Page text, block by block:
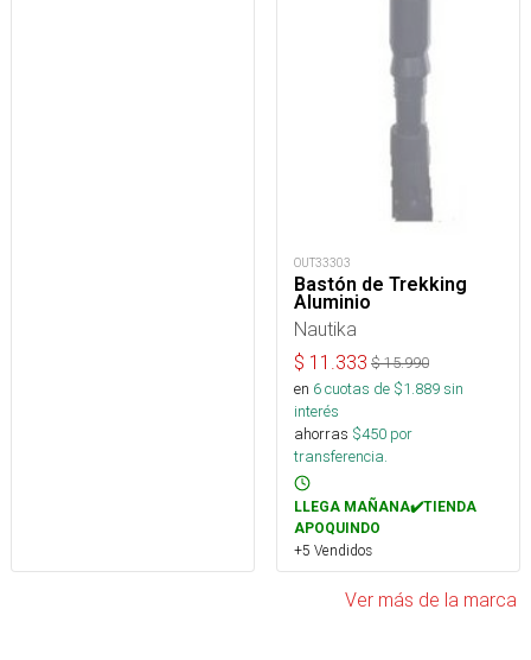
OUT33303
Bastón de Trekking
Aluminio
Nautika
$ 11.333 $15.990
en 6cuotas de $1.889sin
interés
ahorras $450 por
transferencia.
LLEGA MAÑANA✔️TIENDA
APOQUINDO
+5 Vendidos
Ver más de la marca